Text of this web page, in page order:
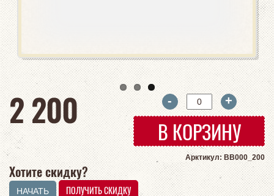
2 200руб - +
В КОРЗИНУ
Арктикул: BB000_200
Хотите скидку?